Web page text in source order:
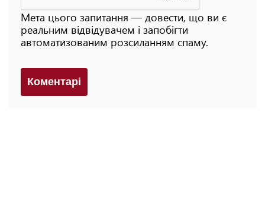
Мета цього запитання — довести, що ви є
реальним відвідувачем і запобігти
автоматизованим розсиланням спаму.
Коментарi